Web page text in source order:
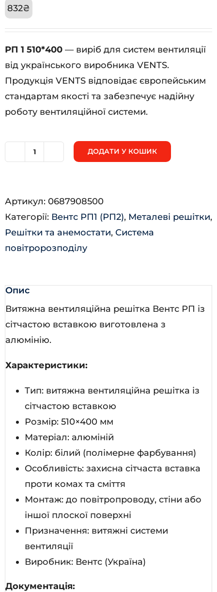
832₴
РП 1 510*400 — виріб для систем вентиляції
від українського виробника VENTS.
Продукція VENTS відповідає європейським
стандартам якості та забезпечує надійну
роботу вентиляційної системи.
кількість
ДОДАТИ У КОШИК
Артикул: 0687908500
Категорії: Вентс РП1 (РП2), Металеві решітки,
Решітки та анемостати, Система
повітророзподілу
Опис
Витяжна вентиляційна решітка Вентс РП із
сітчастою вставкою виготовлена з
алюмінію.
Характеристики:
Тип: витяжна вентиляційна решітка із
сітчастою вставкою
Розмір: 510×400 мм
Матеріал: алюміній
Колір: білий (полімерне фарбування)
Особливість: захисна сітчаста вставка
проти комах та сміття
Монтаж: до повітропроводу, стіни або
іншої плоскої поверхні
Призначення: витяжні системи
вентиляції
Виробник: Вентс (Україна)
Документація: